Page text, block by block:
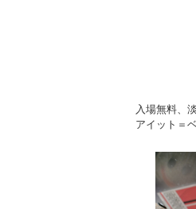
入場無料、
アイット＝